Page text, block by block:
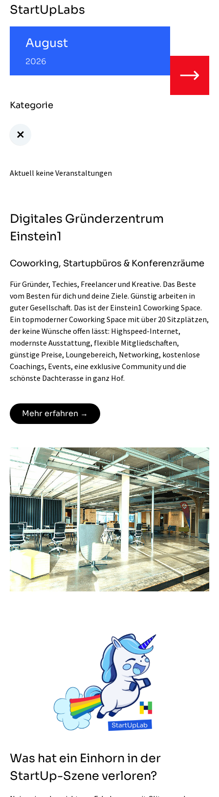
StartUpLabs
August
2026
Kategorie
+
Aktuell keine Veranstaltungen
Digitales Gründerzentrum
Einstein1
Coworking, Startupbüros & Konferenzräume
Für Gründer, Techies, Freelancer und Kreative. Das Beste
vom Besten für dich und deine Ziele. Günstig arbeiten in
guter Gesellschaft. Das ist der Einstein1 Coworking Space.
Ein topmoderner Coworking Space mit über 20 Sitzplätzen,
der keine Wünsche offen lässt: Highspeed-Internet,
modernste Ausstattung, flexible Mitgliedschaften,
günstige Preise, Loungebereich, Networking, kostenlose
Coachings, Events, eine exklusive Community und die
schönste Dachterasse in ganz Hof.
Mehr erfahren →
Was hat ein Einhorn in der
StartUp-Szene verloren?